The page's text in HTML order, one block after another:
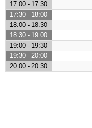
17:00 - 17:30
17:30 - 18:00
18:00 - 18:30
18:30 - 19:00
19:00 - 19:30
19:30 - 20:00
20:00 - 20:30